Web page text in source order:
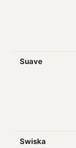
Suave
Swiska